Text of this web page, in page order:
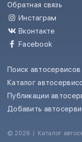
Обратная связь
Инстаграм
Вконтакте
Facebook
Поиск автосервисов
Каталог
Публикации
Добавить
© 2026 | Каталог